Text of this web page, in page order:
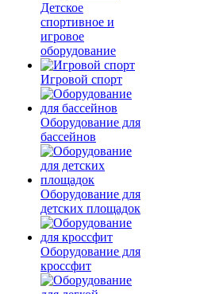
Детское
спортивное и
игровое
оборудование
Игровой спорт
Оборудование для
бассейнов
Оборудование для
детских площадок
Оборудование для
кроссфит